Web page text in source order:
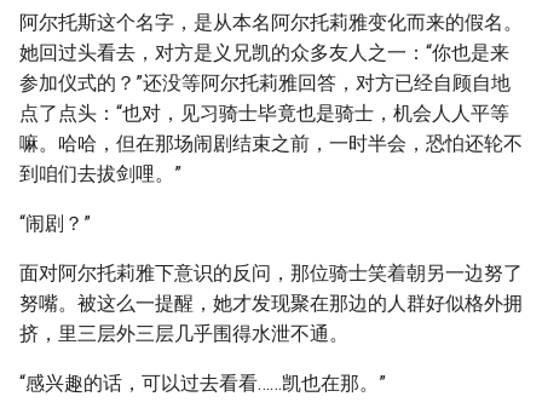
阿尔托斯这个名字，是从本名阿尔托莉雅变化而来的假名。
她回过头看去，对方是义兄凯的众多友人之一：“你也是来
参加仪式的？”还没等阿尔托莉雅回答，对方已经自顾自地
点了点头：“也对，见习骑士毕竟也是骑士，机会人人平等
嘛。哈哈，但在那场闹剧结束之前，一时半会，恐怕还轮不
到咱们去拔剑哩。”
“闹剧？”
面对阿尔托莉雅下意识的反问，那位骑士笑着朝另一边努了
努嘴。被这么一提醒，她才发现聚在那边的人群好似格外拥
挤，里三层外三层几乎围得水泄不通。
“感兴趣的话，可以过去看看……凯也在那。”